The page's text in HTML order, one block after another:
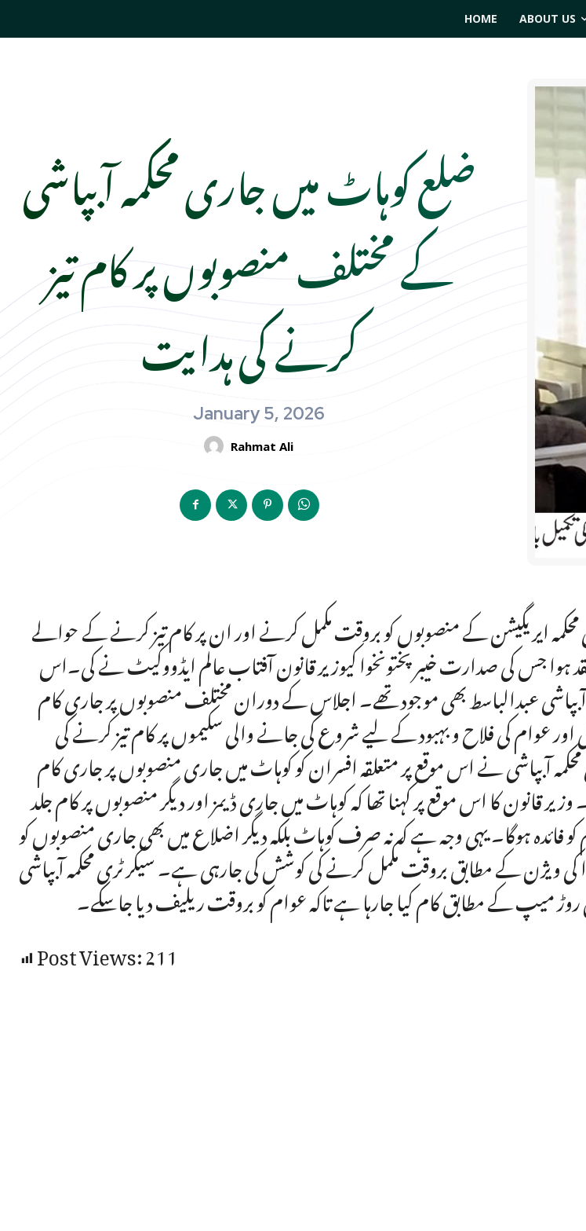
HOME ABOUT US
ضلع کوہاٹ میں جاری محکمہ آبپاشی
کے مختلف منصوبوں پر کام تیز
کرنے کی ہدایت
January 5, 2026
Rahmat Ali
ایریگیشن کے منصوبوں کو بروقت مکمل کرنے اور ان پر کام تیز کرنے کے حوالے
جس کی صدارت خیبرپختونخوا کیوزیر قانون آفتاب عالم ایڈووکیٹ نے کی۔اس
آبپاشی عبدالباسط بھی موجود تھے۔ اجلاس کے دوران مختلف منصوبوں پر جاری کام
عوام کی فلاح و بہبود کے لیے شروع کی جانے والی سکیموں پر کام تیز کرنے کی
آبپاشی نے اس موقع پر متعلقہ افسران کو کوہاٹ میں جاری منصوبوں پر جاری کام
قانون کا اس موقع پر کہنا تھا کہ کوہاٹ میں جاری ڈیمز اور دیگر منصوبوں پر کام جلد
ہوگا۔ یہی وجہ ہے کہ نہ صرف کوہاٹ بلکہ دیگر اضلاع میں بھی جاری منصوبوں کو
کی ویژن کے مطابق بروقت مکمل کرنے کی کوشش کی جارہی ہے۔ سیکرٹری محکمہ آبپاشی
میپ کے مطابق کام کیا جارہا ہے تاکہ عوام کو بروقت ریلیف دیا جاسکے۔
Post Views:211